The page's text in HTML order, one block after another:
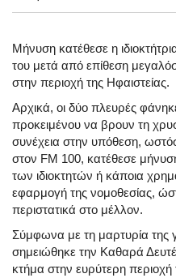
Μήνυση κατέθεσε η
του μετά από επίθεση
στην περιοχή της Ηφαιστείας.
Αρχικά, οι δύο πλευρές
προκειμένου να βρουν τη
συνέχεια στην υπόθεση,
στον FM 100, κατέθεσε
των ιδιοκτητών ή κάποια
εφαρμογή της νομοθεσίας,
περιστατικά στο μέλλον.
Σύμφωνα με τη μαρτυρία της
σημειώθηκε την Καθαρά
κτήμα στην ευρύτερη